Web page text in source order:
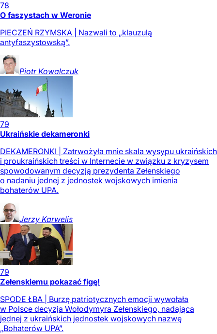
78
O faszystach w Weronie
PIECZEŃ RZYMSKA | Nazwali to „klauzulą
antyfaszystowską”.
Piotr Kowalczuk
79
Ukraińskie dekameronki
DEKAMERONKI | Zatrwożyła mnie skala wysypu ukraińskich
i proukraińskich treści w Internecie w związku z kryzysem
spowodowanym decyzją prezydenta Zełenskiego
o nadaniu jednej z jednostek wojskowych imienia
bohaterów UPA.
Jerzy Karwelis
79
Zełenskiemu pokazać figę!
SPODE ŁBA | Burzę patriotycznych emocji wywołała
w Polsce decyzja Wołodymyra Zełenskiego, nadająca
jednej z ukraińskich jednostek wojskowych nazwę
„Bohaterów UPA”.